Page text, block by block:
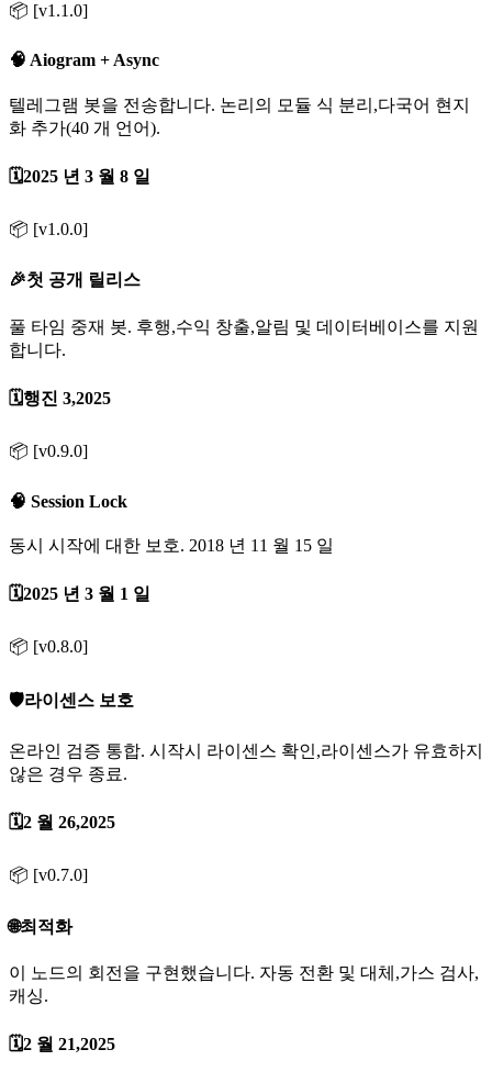
📦 [v1.1.0]
🧠 Aiogram + Async
텔레그램 봇을 전송합니다. 논리의 모듈 식 분리,다국어 현지
화 추가(40 개 언어).
🗓️2025 년 3 월 8 일
📦 [v1.0.0]
🎉첫 공개 릴리스
풀 타임 중재 봇. 후행,수익 창출,알림 및 데이터베이스를 지원
합니다.
🗓️행진 3,2025
📦 [v0.9.0]
🧠 Session Lock
동시 시작에 대한 보호. 2018 년 11 월 15 일
🗓️2025 년 3 월 1 일
📦 [v0.8.0]
🛡️라이센스 보호
온라인 검증 통합. 시작시 라이센스 확인,라이센스가 유효하지
않은 경우 종료.
🗓️2 월 26,2025
📦 [v0.7.0]
🌐최적화
이 노드의 회전을 구현했습니다. 자동 전환 및 대체,가스 검사,
캐싱.
🗓️2 월 21,2025